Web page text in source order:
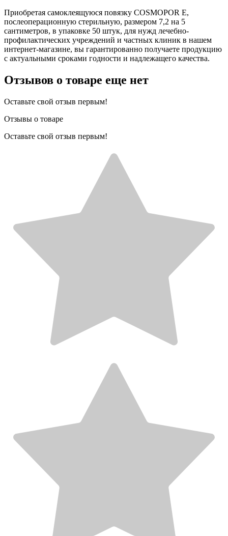
Приобретая самоклеящуюся повязку COSMOPOR E,
послеоперационную стерильную, размером 7,2 на 5
сантиметров, в упаковке 50 штук, для нужд лечебно-
профилактических учреждений и частных клиник в нашем
интернет-магазине, вы гарантированно получаете продукцию
с актуальными сроками годности и надлежащего качества.
Отзывов о товаре еще нет
Оставьте свой отзыв первым!
Отзывы о товаре
Оставьте свой отзыв первым!